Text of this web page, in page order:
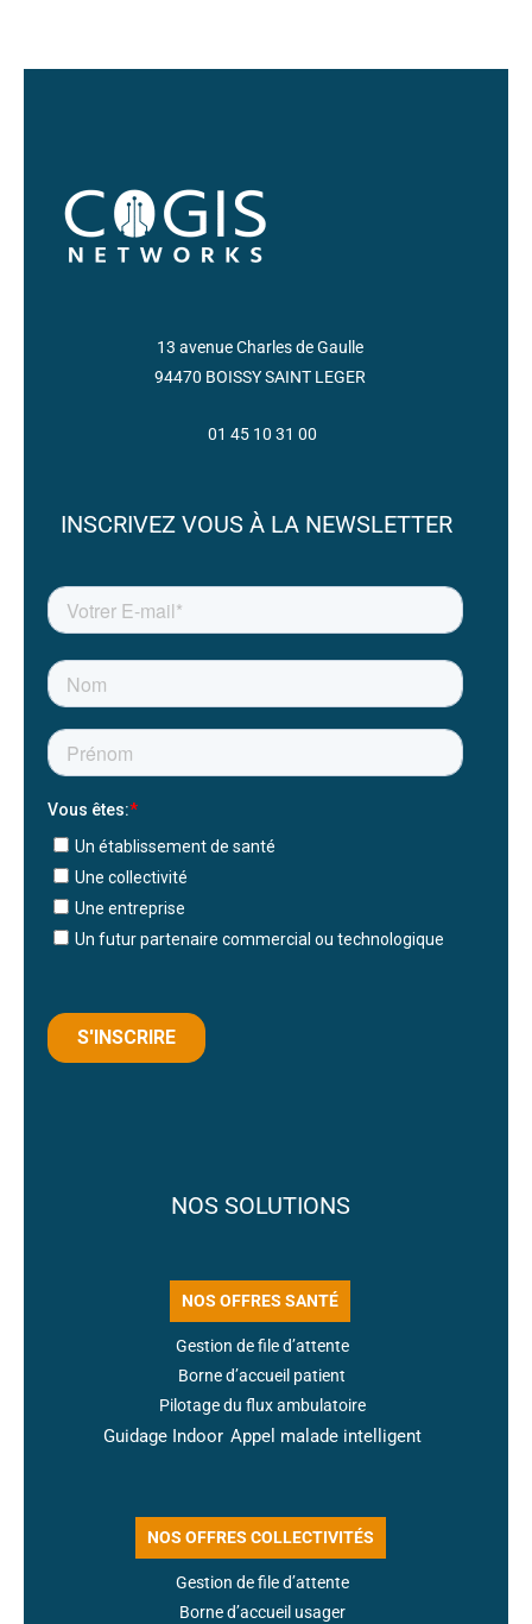
13 avenue Charles de Gaulle
94470 BOISSY SAINT LEGER
01 45 10 31 00
INSCRIVEZ VOUS À LA NEWSLETTER
NOS SOLUTIONS
NOS OFFRES SANTÉ
Gestion de file d’attente
Borne d’accueil patient
Pilotage du flux ambulatoire
Guidage Indoor Appel malade intelligent
NOS OFFRES COLLECTIVITÉS
Gestion de file d’attente
Borne d’accueil usager